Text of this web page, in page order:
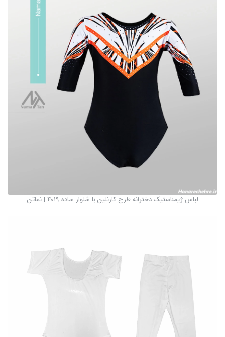
لباس ژیمناستیک دخترانه طرح کارنلین با شلوار ساده 4019 | نماتن